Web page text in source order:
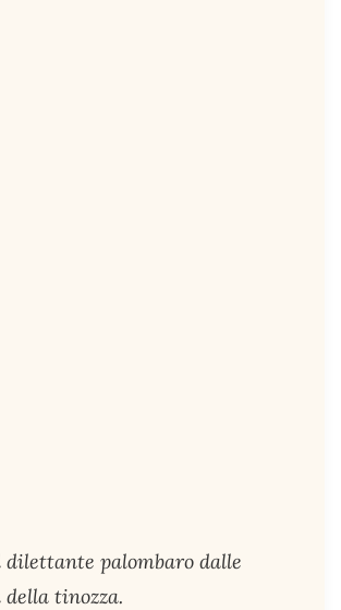
dilettante palombaro dalle
tinozza.